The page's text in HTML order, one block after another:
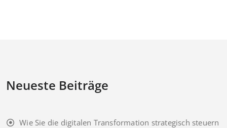
Neueste Beiträge
Wie Sie die digitalen Transformation strategisch steuern